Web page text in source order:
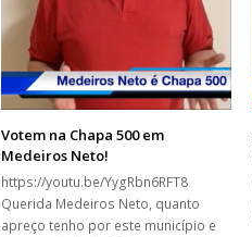
Votem na Chapa 500 em
Medeiros Neto!
https://youtu.be/YygRbn6RFT8
Querida Medeiros Neto, quanto
apreço tenho por este município e